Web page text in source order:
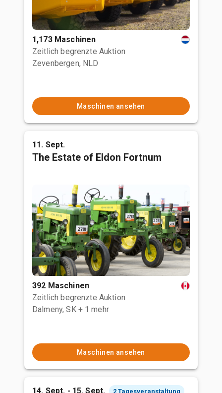
1,173 Maschinen
Zeitlich begrenzte Auktion
Zevenbergen, NLD
Maschinen ansehen
11. Sept.
The Estate of Eldon Fortnum
392 Maschinen
Zeitlich begrenzte Auktion
Dalmeny, SK + 1 mehr
Maschinen ansehen
14. Sept. - 15. Sept. 2 Tagesveranstaltung